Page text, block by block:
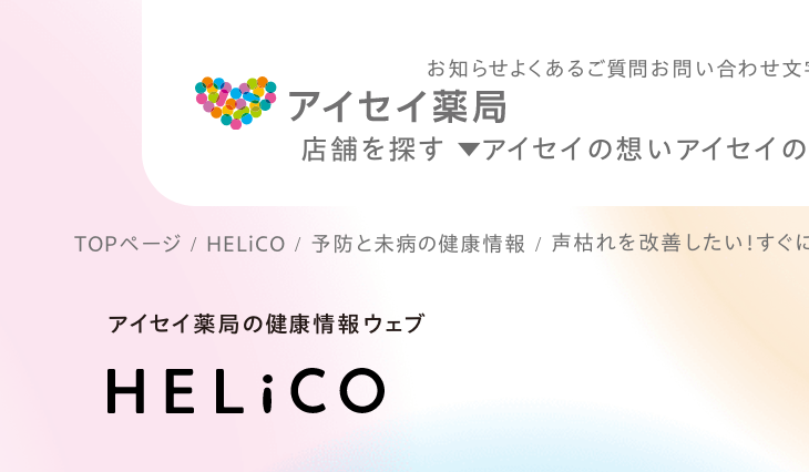
お知らせよくあるご質問 お問い合わせ文
店舗を探す アイセイの想い アイセイ
TOPページ HELiCO 予防と未病の健康情報 声枯れを改善したい！すぐ
アイセイ薬局の健康情報ウェブ